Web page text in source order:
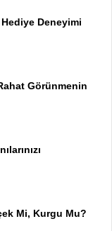
Hediye Deneyimi
Görünmenin
Mi, Kurgu Mu?